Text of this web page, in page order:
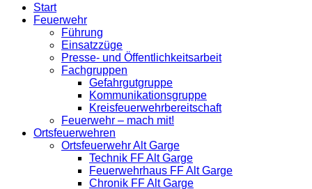
Start
Feuerwehr
Führung
Einsatzzüge
Presse- und Öffentlichkeitsarbeit
Fachgruppen
Gefahrgutgruppe
Kommunikationsgruppe
Kreisfeuerwehrbereitschaft
Feuerwehr – mach mit!
Ortsfeuerwehren
Ortsfeuerwehr Alt Garge
Technik FF Alt Garge
Feuerwehrhaus FF Alt Garge
Chronik FF Alt Garge